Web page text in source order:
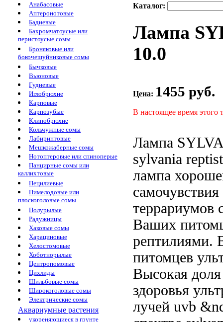
Анабасовые
Аптеронотовые
Бадиевые
Бахромчатоусые или
перистоусые сомы
Броняковые или
бокочешуйниковые сомы
Бычковые
Вьюновые
Гудиевые
Иглобрюхие
Карповые
Карпозубые
Клинобрюхие
Кольчужные сомы
Лабиринтовые
Мешкожаберные сомы
Нотоптеровые или спиноперые
Панцирные сомы или
каллихтовые
Пецилиевые
Пимелодовые или
плоскоголовые сомы
Полурылые
Радужницы
Хаковые сомы
Харациновые
Хелостомовые
Хоботнорылые
Центропомовые
Цихлиды
Шильбовые сомы
Широкоголовые сомы
Электрические сомы
Аквариумные растения
укореняющиеся в грунте
Каталог:
Лампа
10.0
Цена: 1455 руб.
В настоящее время этого
Лампа
sylvania
лампа
террариумов
Ваших
рептилиями.
питомцев
Высокая
здоровья
лучей uvb